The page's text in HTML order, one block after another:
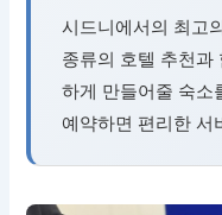
시드니에서의 최고
종류의 호텔 추천과
하게 만들어줄 숙소
예약하면 편리한 서